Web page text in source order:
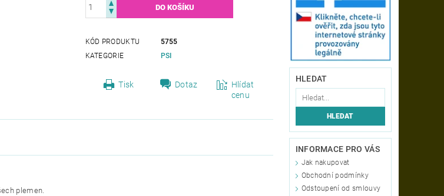
KÓD PRODUKTU
5755
KATEGORIE
PSI
Tisk Dotaz
Hlídat
cenu
plemen.
HLEDAT
INFORMACE PRO VÁS
Jak nakupovat
Obchodní podmínky
Odstoupení od smlouvy